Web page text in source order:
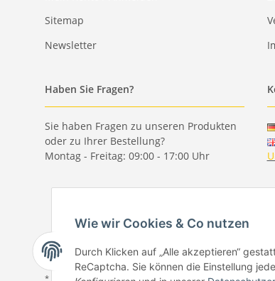
Sitemap
Newsletter
Haben Sie Fragen?
Sie haben Fragen zu unseren Produkten
oder zu Ihrer Bestellung?
Montag - Freitag: 09:00 - 17:00 Uhr
* Alle Preise inkl. gesetzlicher USt., zzgl.Versand
Wie wir Cookies & Co nutzen
Durch Klicken auf „Alle akzeptieren“
ReCaptcha. Sie können die Einstellung